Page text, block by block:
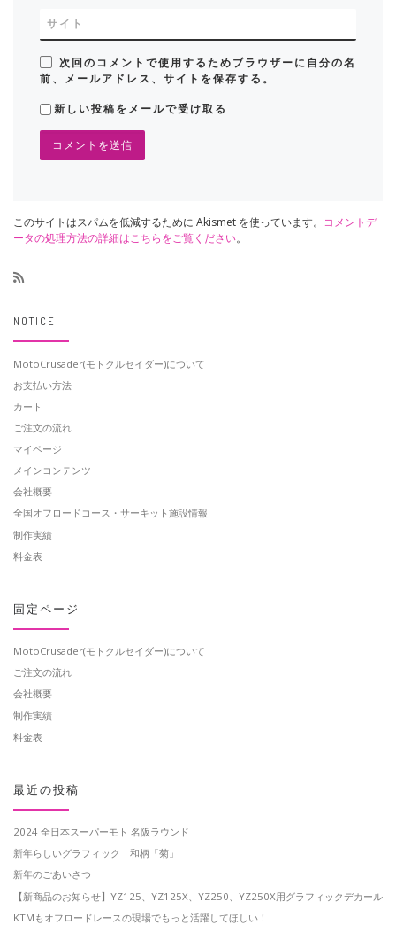
サイト
次回のコメントで使用するためブラウザーに自分の名
前、メールアドレス、サイトを保存する。
新しい投稿をメールで受け取る
このサイトはスパムを低減するために Akismet を使っています。 コメントデ
ータの処理方法の詳細はこちらをご覧ください。
NOTICE
MotoCrusader(モトクルセイダー)について
お支払い方法
カート
ご注文の流れ
マイページ
メインコンテンツ
会社概要
全国オフロードコース・サーキット施設情報
制作実績
料金表
固定ページ
MotoCrusader(モトクルセイダー)について
ご注文の流れ
会社概要
制作実績
料金表
最近の投稿
2024 全日本スーパーモト 名阪ラウンド
新年らしいグラフィック 和柄「菊」
新年のごあいさつ
【新商品のお知らせ】YZ125、YZ125X、YZ250、YZ250X用グラフィックデカール
KTMもオフロードレースの現場でもっと活躍してほしい！